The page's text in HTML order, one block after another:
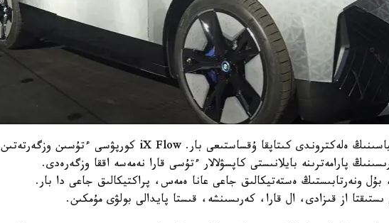
جاڭا BMW كونتسەپتسياسىنىڭ ەلەكتروندى كىتاپقا ۇقساستىعى بار. iX Flow كورپۋسى ءتۇسىن وزگەرتەتىن
پارامەترىنە بايلانىستى كاپسۋلالار ءتۇسى قارا نەمەسە اققا وزگەرەدى.
بۇل ونەرتابىستىڭ ەستەتيكالىق جاعى عانا ەمەس، پراكتيكالىق جاعى دا بار.
از قىزادى، ال قارا، كەرىسىنشە، قىستا پايدالى بولۋى مۇمكىن.